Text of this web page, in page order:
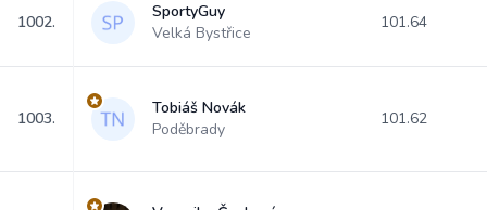
1002.
SportyGuy
Velká Bystřice
101.64
1003.
Tobiáš Novák
Poděbrady
101.62